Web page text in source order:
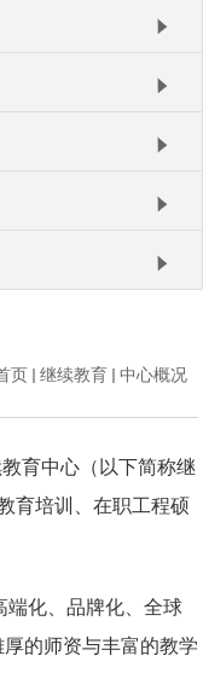
页 继续教育 中心概况
育中心（以下简称继
育培训、在职工程硕
端化、品牌化、全球
的师资与丰富的教学